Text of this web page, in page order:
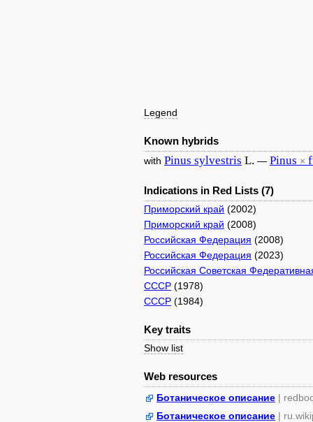
Legend
Known hybrids
with Pinus sylvestris L. — Pinus ×
Indications in Red Lists (7)
Приморский край (2002)
Приморский край (2008)
Российская Федерация (2008)
Российская Федерация (2023)
Российская Советская
СССР (1978)
СССР (1984)
Key traits
Show list
Web resources
Ботаническое описание |
Ботаническое описание |